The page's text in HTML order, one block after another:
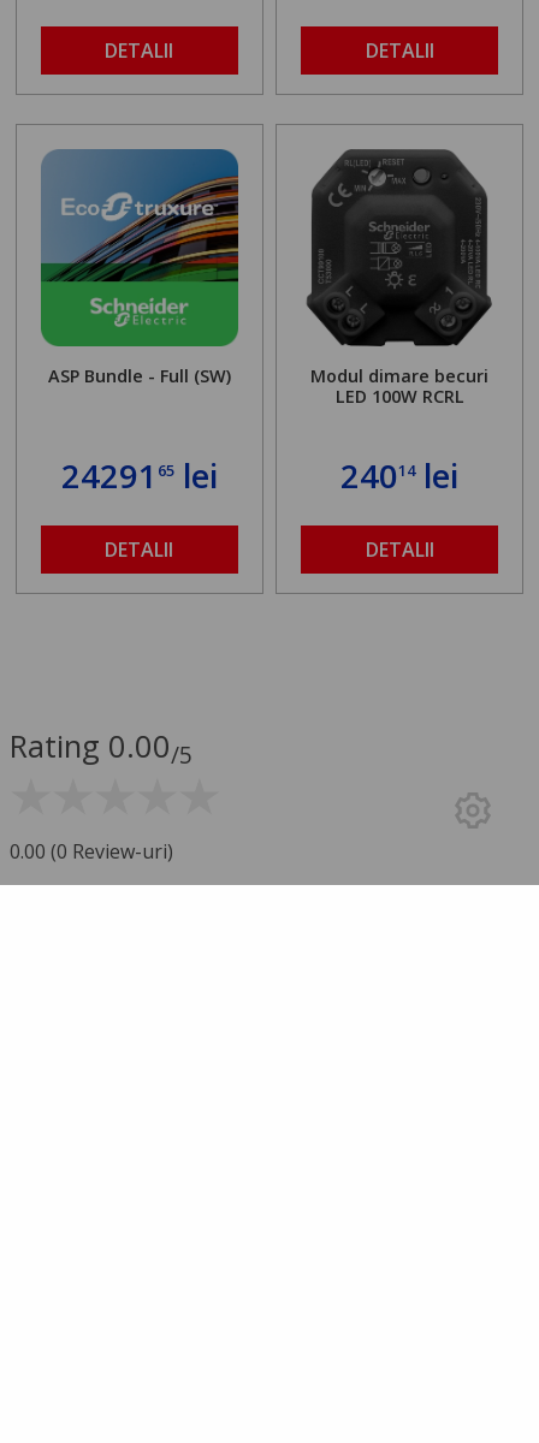
DETALII DETALII
ASP Bundle - Full (SW)
24291 65lei
DETALII
Modul dimare becuri
LED 100W RCRL
24014lei
DETALII
Rating 0.00/5
0.00 (0 Review-uri)